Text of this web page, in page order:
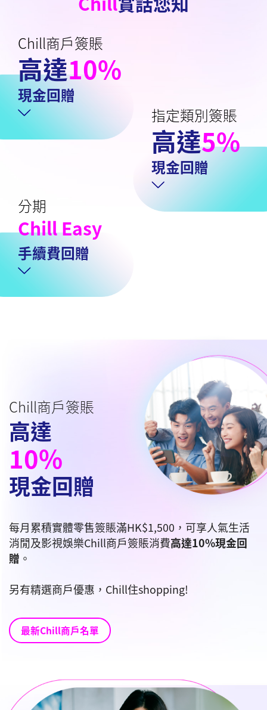
Chill商戶簽賬
高達10%
現金回贈
指定類別簽賬
高達5%
現金回贈
分期
Chill Easy
手續費回贈
Chill商戶簽賬
高達
10%
現金回贈
每月累積實體零售簽賬滿HK$1,500，可享人氣生活
消閒及影視娛樂Chill商戶簽賬消費高達10%現金回
贈 。
另有精選商戶優惠，Chill住shopping!
最新Chill商戶名單